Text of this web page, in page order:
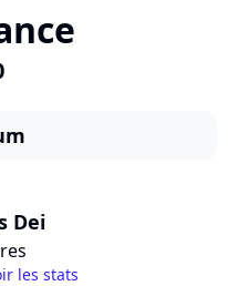
Dei
les stats